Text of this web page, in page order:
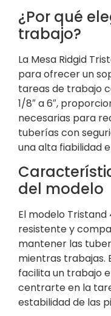
¿Por qué
trabajo?
La Mesa Ridgid
para ofrecer un
tareas de trabajo
1/8″ a 6″,
necesarias para
tuberías con
una alta fiabilidad
del modelo
El modelo
resistente y
mantener las
mientras trabajas.
facilita un trabajo
centrarte en la
estabilidad de las